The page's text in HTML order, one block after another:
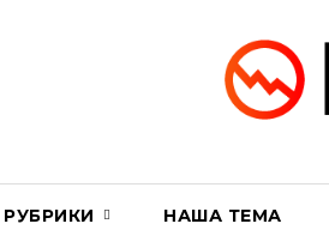
РУБРИКИ НАША ТЕМА